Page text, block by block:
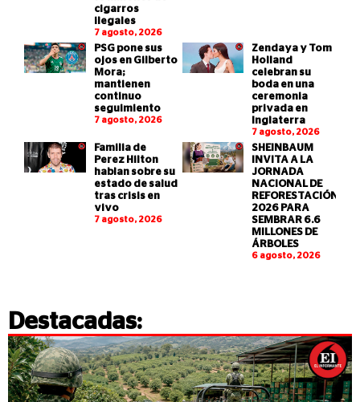
cigarros
ilegales
7 agosto, 2026
PSG pone sus
ojos en Gilberto
Mora;
mantienen
continuo
seguimiento
7 agosto, 2026
Zendaya y Tom
Holland
celebran su
boda en una
ceremonia
privada en
Inglaterra
7 agosto, 2026
Familia de
Perez Hilton
hablan sobre su
estado de salud
tras crisis en
vivo
7 agosto, 2026
SHEINBAUM
INVITA A LA
JORNADA
NACIONAL DE
REFORESTACIÓN
2026 PARA
SEMBRAR 6.6
MILLONES DE
ÁRBOLES
6 agosto, 2026
Destacadas: